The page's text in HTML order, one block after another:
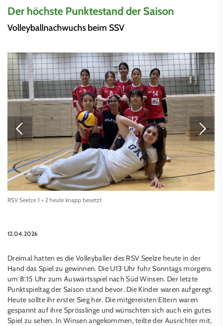
Der höchste Punktestand der Saison
Volleyballnachwuchs beim SSV
RSV Seelze 1 + 2 heute knapp besetzt
12.04.2026
Dreimal hatten es die Volleyballer des RSV Seelze heute in der
Hand das Spiel zu gewinnen. Die U13 Uhr fuhr Sonntags morgens
um 8:15 Uhr zum Auswärtsspiel nach Süd Winsen. Der letzte
Punktspieltag der Saison stand bevor. Die Kinder waren aufgeregt.
Heute sollte ihr erster Sieg her. Die mitgereisten Eltern waren
gespannt auf ihre Sprösslinge und wünschten sich auch ein gutes
Spiel zu sehen. In Winsen angekommen, teilte der Ausrichter mit,